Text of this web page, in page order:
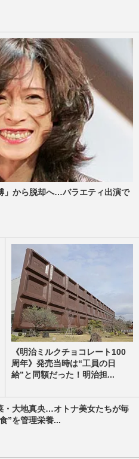
」から脱却へ…バラエティ出演で
《明治ミルクチョコレート100
周年》発売当時は“工員の日
給”と同額だった！明治担...
・大地真央…オトナ美女たちが毎
”を管理栄養...